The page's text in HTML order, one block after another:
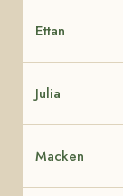
Ettan
Julia
Macken